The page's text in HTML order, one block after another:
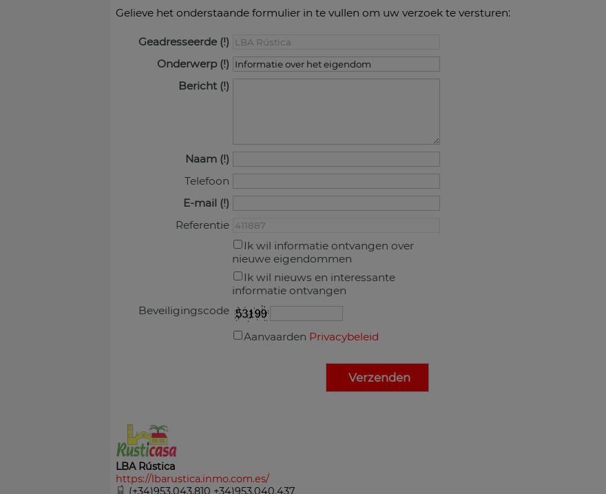
Gelieve het onderstaande formulier in te vullen om uw verzoek te versturen:
Geadresseerde
Onderwerp
Bericht
Naam
Telefoon
E-mail
Referentie
Ik wil informatie ontvangen over
nieuwe eigendommen
Ik wil nieuws en interessante
informatie ontvangen
Beveiligingscode
Aanvaarden Privacybeleid
LBA Rústica
https://lbarustica.inmo.com.es/
(+34)953.043.810 +34)953.040.437